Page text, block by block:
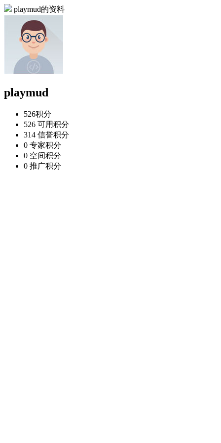
playmud的资料
playmud
526积分
526 可用积分
314 信誉积分
0 专家积分
0 空间积分
0 推广积分